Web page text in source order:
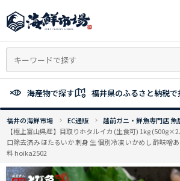
ン
ン
へ
ッ
海産物で探す 福井県のふるさと納税で
福井の海鮮市場 EC通販 越前ガニ・鮮魚専門店 魚
【極上富山県産】目取りホタルイカ (生食可) 1kg
口除去済み ほたるいか 刺身 生 個別冷凍 いかめし 酢味噌
料 hoika2502